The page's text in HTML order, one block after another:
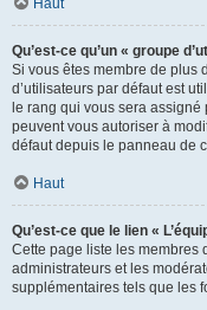
Haut
Qu’est-ce qu’un « groupe
Si vous êtes membre de plus
d’utilisateurs par défaut est
le rang qui vous sera
peuvent vous autoriser à
défaut depuis le panneau de
Haut
Qu’est-ce que le lien «
Cette page liste les membres
administrateurs et les
supplémentaires tels que les